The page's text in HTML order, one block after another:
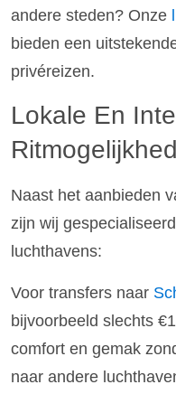
andere steden? Onze
bieden een
privéreizen.
Lokale En
Naast het aanbieden
zijn wij
luchthavens:
Voor transfers naar
bijvoorbeeld slechts
comfort en gemak
naar andere